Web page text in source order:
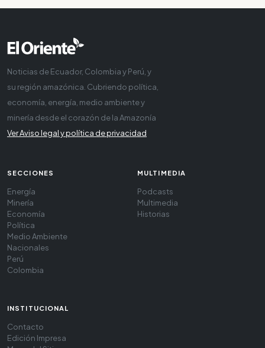
Noticias de Ecuador, Colombia y Perú, y
su región amazónica. Cubriendo política,
economía, energía, medio ambiente y
minería desde el corazón de la Amazonía
Ver Aviso legal y política de privacidad
SECCIONES
Energía
Minería
Economía
Política
Medio Ambiente
Nacionales
Perú
Colombia
MULTIMEDIA
Podcasts
Multimedia
Historias
INSTITUCIONAL
Contacto
Edición Impresa